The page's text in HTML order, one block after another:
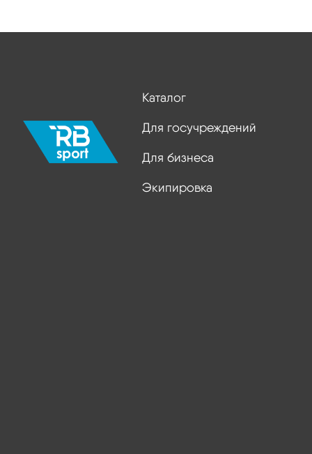
Каталог
Для госучреждений
Для бизнеса
Экипировка